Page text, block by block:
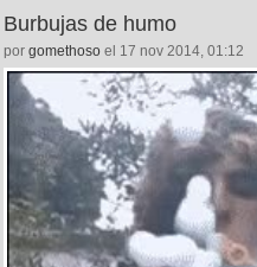
Burbujas de humo
por gomethoso el 17 nov 2014, 01:12